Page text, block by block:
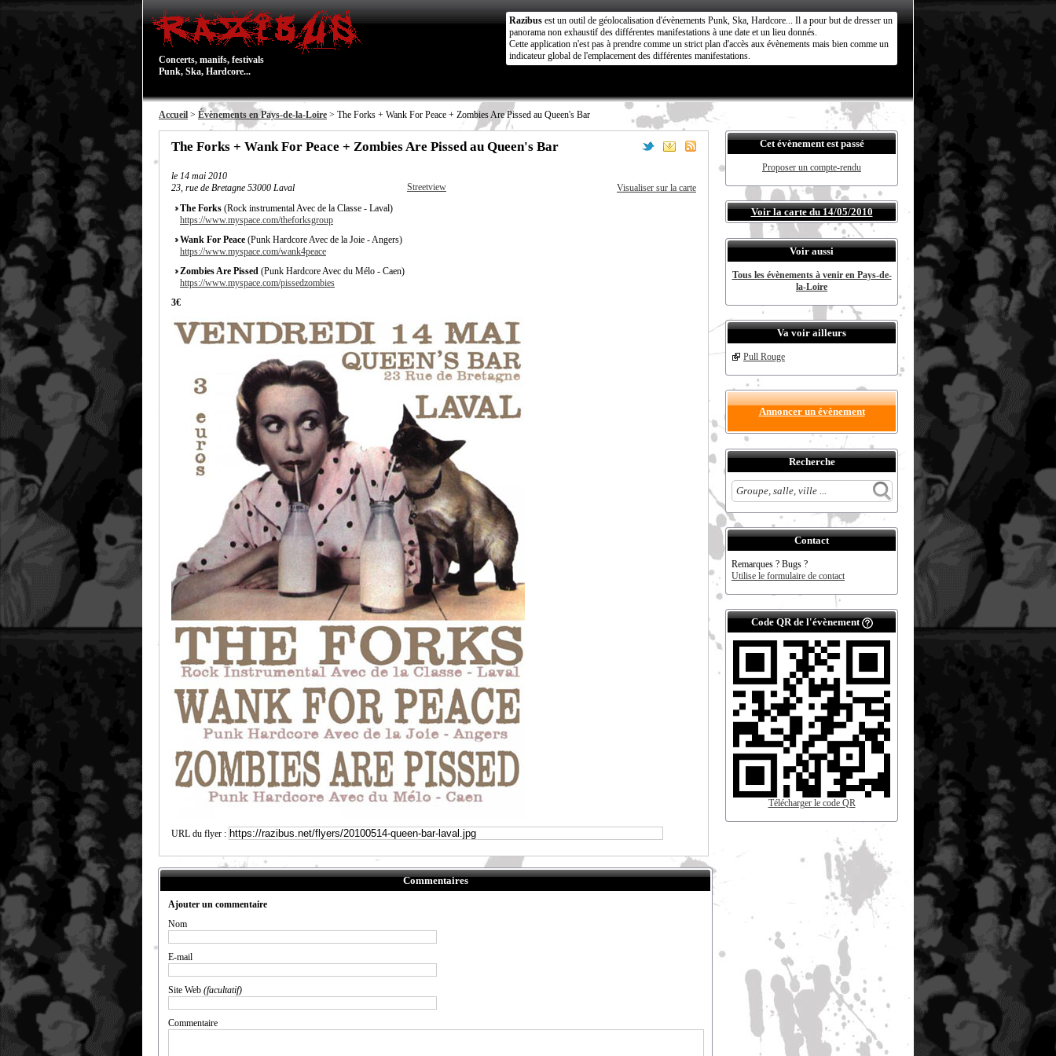
Concerts, manifs, festivals
Punk, Ska, Hardcore...
Razibus est un outil de géolocalisation d'évènements Punk, Ska, Hardcore... Il a pour but de dresser un
panorama non exhaustif des différentes manifestations à une date et un lieu donnés.
Cette application n'est pas à prendre comme un strict plan d'accès aux évènements mais bien comme un
indicateur global de l'emplacement des différentes manifestations.
Accueil > Évènements en Pays-de-la-Loire > The Forks + Wank For Peace + Zombies Are Pissed au Queen's Bar
The Forks + Wank For Peace + Zombies Are Pissed au Queen's Bar
le 14 mai 2010
23, rue de Bretagne 53000 Laval
Streetview
Visualiser sur la carte
The Forks (Rock instrumental Avec de la Classe - Laval)
https://www.myspace.com/theforksgroup
Wank For Peace (Punk Hardcore Avec de la Joie - Angers)
https://www.myspace.com/wank4peace
Zombies Are Pissed (Punk Hardcore Avec du Mélo - Caen)
https://www.myspace.com/pissedzombies
3€
URL du flyer :
Commentaires
Ajouter un commentaire
Nom
E-mail
Site Web (facultatif)
Commentaire
Cet évènement est passé
Proposer un compte-rendu
Voir la carte du 14/05/2010
Voir aussi
Tous les évènements à venir en Pays-de-
la-Loire
Va voir ailleurs
Pull Rouge
Annoncer un évènement
Recherche
Contact
Remarques ? Bugs ?
Utilise le formulaire de contact
Code QR de l'évènement
Télécharger le code QR